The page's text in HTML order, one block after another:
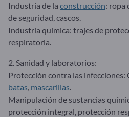
Industria de la construcción: ropa
de seguridad, cascos.
Industria química: trajes de
respiratoria.
2. Sanidad y laboratorios:
Protección contra las infecciones:
batas, mascarillas.
Manipulación de sustancias
protección integral, protección